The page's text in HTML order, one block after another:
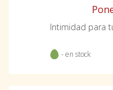
Intimidad para
- en stock